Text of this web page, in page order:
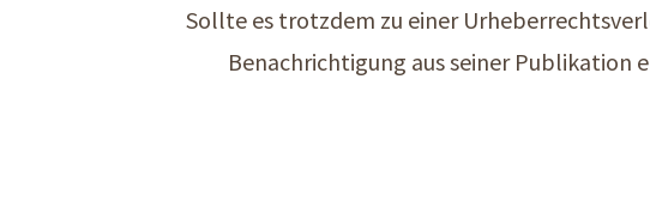
Sollte es trotzdem zu einer
Benachrichtigung aus seiner